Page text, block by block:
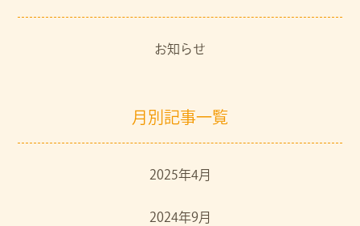
お知らせ
月別記事一覧
2025年4月
2024年9月